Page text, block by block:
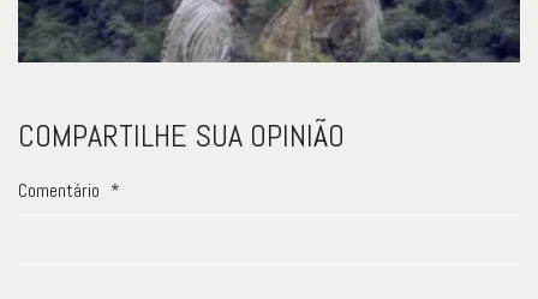
COMPARTILHE SUA OPINIÃO
Comentário *